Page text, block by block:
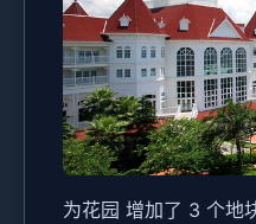
为花园 增加了 3 个地